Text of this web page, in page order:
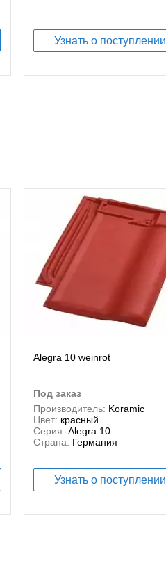
Узнать о поступлении
Alegra 10 weinrot
под заказ
Производитель: Koramic
Цвет: красный
Серия: Alegra 10
Страна: Германия
Узнать о поступлении